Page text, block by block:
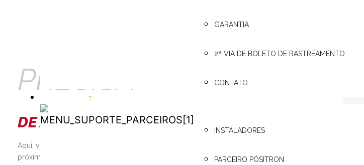
GARANTIA
2ª VIA DE BOLETO DE RASTREAMENTO
CONTATO
INSTALADORES
PARCEIRO PÓSITRON
PRECISA
DE AJUDA?
Aqui, você pode consultar os manuais técnicos, encontrar o representante Pósitron mais
próximo, além de contar com a assistência 24h e muito mais!